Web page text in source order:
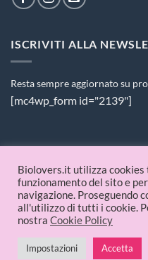
ISCRIVITI ALLA
Resta sempre aggiornato su
[mc4wp_form id="2139"]
PAGAMENTI
© 2026
Biolovers.it utilizza
funzionamento del sito e
navigazione. Proseguendo
all'utilizzo di tutti i cookie.
nostra Cookie Policy
Impostazioni Accetta